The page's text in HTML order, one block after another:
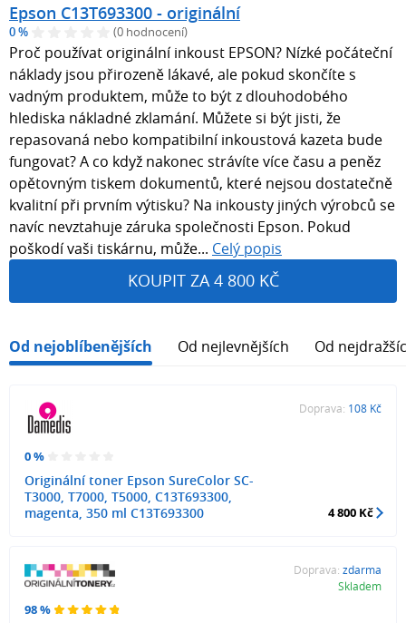
Epson C13T693300 - originální
0 % (0 hodnocení)
Proč používat originální inkoust EPSON? Nízké počáteční
náklady jsou přirozeně lákavé, ale pokud skončíte s
vadným produktem, může to být z dlouhodobého
hlediska nákladné zklamání. Můžete si být jisti, že
repasovaná nebo kompatibilní inkoustová kazeta bude
fungovat? A co když nakonec strávíte více času a peněz
opětovným tiskem dokumentů, které nejsou dostatečně
kvalitní při prvním výtisku? Na inkousty jiných výrobců se
navíc nevztahuje záruka společnosti Epson. Pokud
poškodí vaši tiskárnu, může... Celý popis
KOUPIT ZA 4 800 KČ
Od nejoblíbenějších Od nejlevnějších Od
0 %
Originální toner Epson SureColor SC-
T3000, T7000, T5000, C13T693300,
magenta, 350 ml C13T693300
Doprava: 108 Kč
4 800 Kč
98 %
Doprava: zdarma
Skladem